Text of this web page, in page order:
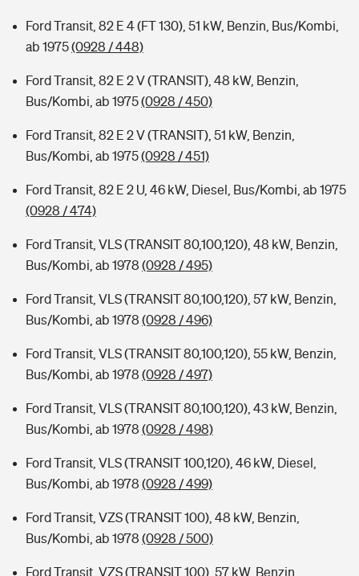
Ford Transit, 82 E 4 (FT 130), 51 kW, Benzin, Bus/Kombi,
ab 1975(0928 / 448)
Ford Transit, 82 E 2 V (TRANSIT), 48 kW, Benzin,
Bus/Kombi, ab 1975(0928 / 450)
Ford Transit, 82 E 2 V (TRANSIT), 51 kW, Benzin,
Bus/Kombi, ab 1975(0928 / 451)
Ford Transit, 82 E 2 U, 46 kW, Diesel, Bus/Kombi, ab 1975
(0928 / 474)
Ford Transit, VLS (TRANSIT 80,100,120), 48 kW, Benzin,
Bus/Kombi, ab 1978 (0928 / 495)
Ford Transit, VLS (TRANSIT 80,100,120), 57 kW, Benzin,
Bus/Kombi, ab 1978 (0928 / 496)
Ford Transit, VLS (TRANSIT 80,100,120), 55 kW, Benzin,
Bus/Kombi, ab 1978 (0928 / 497)
Ford Transit, VLS (TRANSIT 80,100,120), 43 kW, Benzin,
Bus/Kombi, ab 1978 (0928 / 498)
Ford Transit, VLS (TRANSIT 100,120), 46 kW, Diesel,
Bus/Kombi, ab 1978 (0928 / 499)
Ford Transit, VZS (TRANSIT 100), 48 kW, Benzin,
Bus/Kombi, ab 1978 (0928 / 500)
Ford Transit, VZS (TRANSIT 100), 57 kW, Benzin,